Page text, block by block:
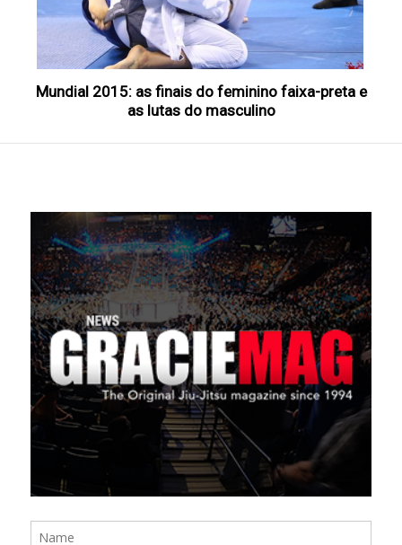
Mundial 2015: as finais do feminino faixa-preta e
as lutas do masculino